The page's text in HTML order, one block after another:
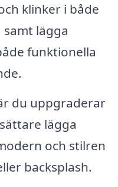
klinker i både
samt lägga
funktionella
du uppgraderar
lägga
och stilren
backsplash.